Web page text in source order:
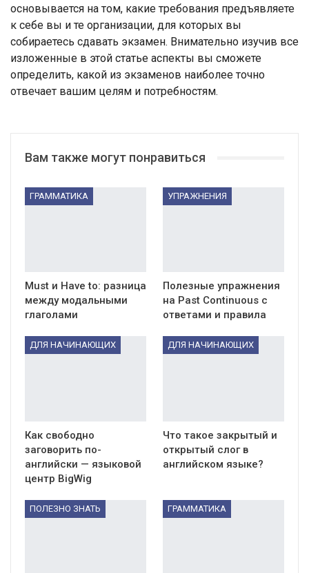
основывается на том, какие требования предъявляете
к себе вы и те организации, для которых вы
собираетесь сдавать экзамен. Внимательно изучив все
изложенные в этой статье аспекты вы сможете
определить, какой из экзаменов наиболее точно
отвечает вашим целям и потребностям.
Вам также могут понравиться
ГРАММАТИКА
Must и Have to: разница
между модальными
глаголами
УПРАЖНЕНИЯ
Полезные упражнения
на Past Continuous с
ответами и правила
ДЛЯ НАЧИНАЮЩИХ
Как свободно
заговорить по-
английски — языковой
центр BigWig
ДЛЯ НАЧИНАЮЩИХ
Что такое закрытый и
открытый слог в
английском языке?
ПОЛЕЗНО ЗНАТЬ ГРАММАТИКА